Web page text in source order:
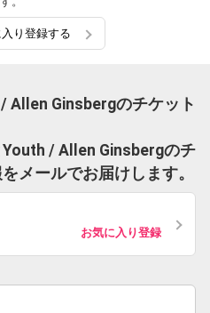
り登録する
Allen Ginsbergのチケット
/ Allen Ginsbergのチ
メールでお届けします。
お気に入り登録